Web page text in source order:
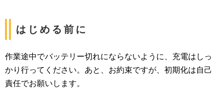
はじめる前に
作業途中でバッテリー切れにならないように、充電はしっ
かり行ってください。あと、お約束ですが、初期化は自己
責任でお願いします。